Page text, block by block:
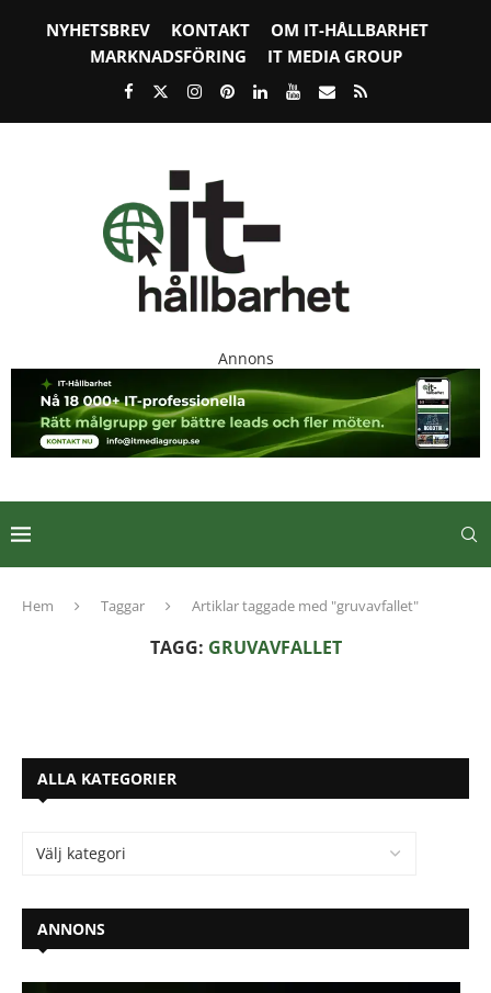
NYHETSBREV KONTAKT
OM IT-HÅLLBARHET
MARKNADSFÖRING
IT MEDIA GROUP
Annons
Hem Taggar Artiklar taggade med "gruvavfallet"
TAGG: GRUVAVFALLET
ALLA KATEGORIER
ANNONS